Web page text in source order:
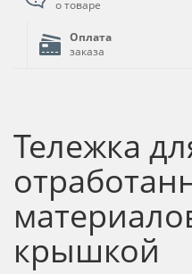
о товаре
Оплата
заказа
Тележка
крышкой